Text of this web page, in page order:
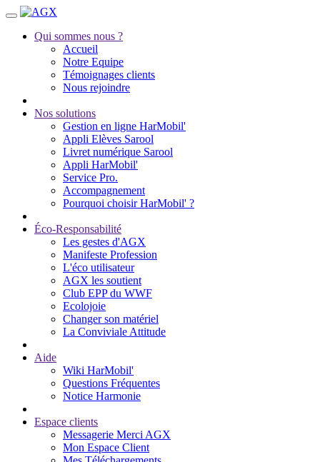
Qui sommes nous ?
Accueil
Notre Equipe
Témoignages clients
Nous rejoindre
Nos solutions
Gestion en ligne HarMobil'
Appli Elèves Sarool
Livret numérique Sarool
Appli HarMobil'
Service Pro.
Accompagnement
Pourquoi choisir HarMobil' ?
Éco-Responsabilité
Les gestes d'AGX
Manifeste Profession
L'éco utilisateur
AGX les soutient
Club EPP du WWF
Ecolojoie
Changer son matériel
La Conviviale Attitude
Aide
Wiki HarMobil'
Questions Fréquentes
Notice Harmonie
Espace clients
Messagerie Merci AGX
Mon Espace Client